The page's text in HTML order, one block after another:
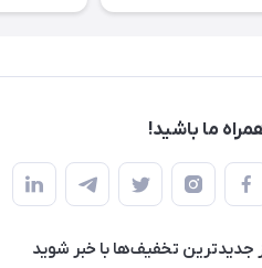
ما باشید!
جدید‌ترین تخفیف‌ها با‌ خبر شوید